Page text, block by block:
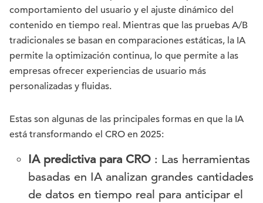
comportamiento del usuario y el ajuste dinámico del
contenido en tiempo real. Mientras que las pruebas A/B
tradicionales se basan en comparaciones estáticas, la IA
permite la optimización continua, lo que permite a las
empresas ofrecer experiencias de usuario más
personalizadas y fluidas.
Estas son algunas de las principales formas en que la IA
está transformando el CRO en 2025:
IA predictiva para CRO : Las herramientas
basadas en IA analizan grandes cantidades
de datos en tiempo real para anticipar el